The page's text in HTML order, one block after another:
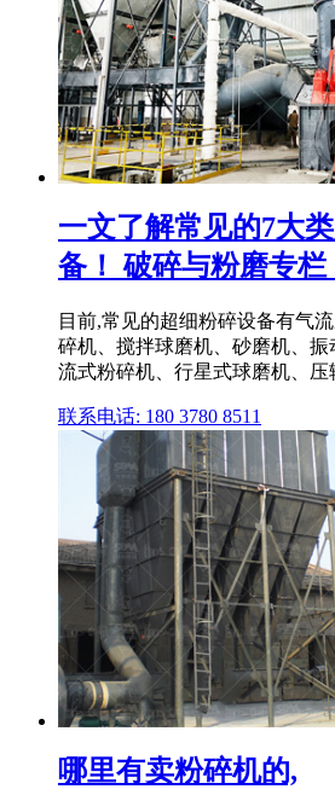
一文了解常见的7大
备！ 破碎与粉磨专栏
目前,常见的超细粉碎设备有气
碎机、搅拌球磨机、砂磨机、
流式粉碎机、行星式球磨机、压
联系电话: 180 3780 8511
哪里有卖粉碎机的,